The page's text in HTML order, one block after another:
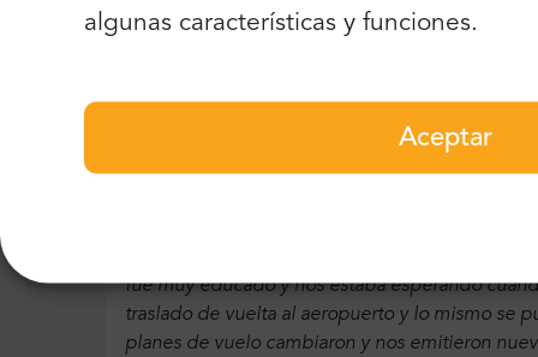
algunas características y funciones.
Aceptar
fue muy educado y nos estaba esperando
traslado de vuelta al aeropuerto y lo mismo se
planes de vuelo cambiaron y nos emitieron